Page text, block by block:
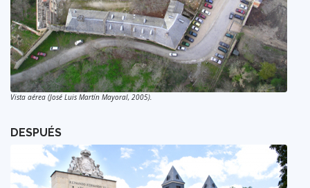
Vista aérea (José Luis Martín Mayoral, 2005).
DESPUÉS